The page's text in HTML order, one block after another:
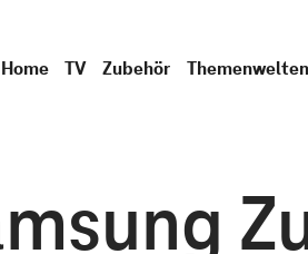
TV Zubehör Themenwelten